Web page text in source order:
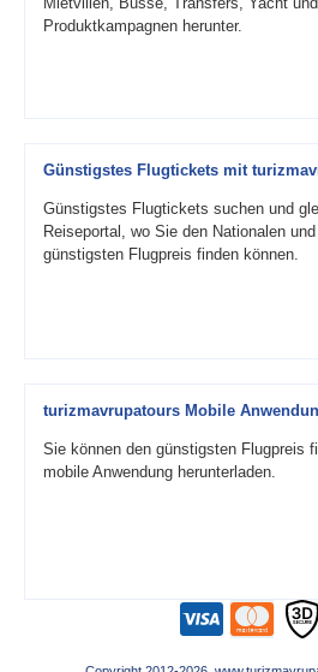
Produktkampagnen herunter.
Günstigstes Flugtickets mit
Günstigstes Flugtickets suchen und
Reiseportal, wo Sie den Nationalen
günstigsten Flugpreis finden können.
turizmavrupatours Mobile
Sie können den günstigsten Flugpreis
mobile Anwendung herunterladen.